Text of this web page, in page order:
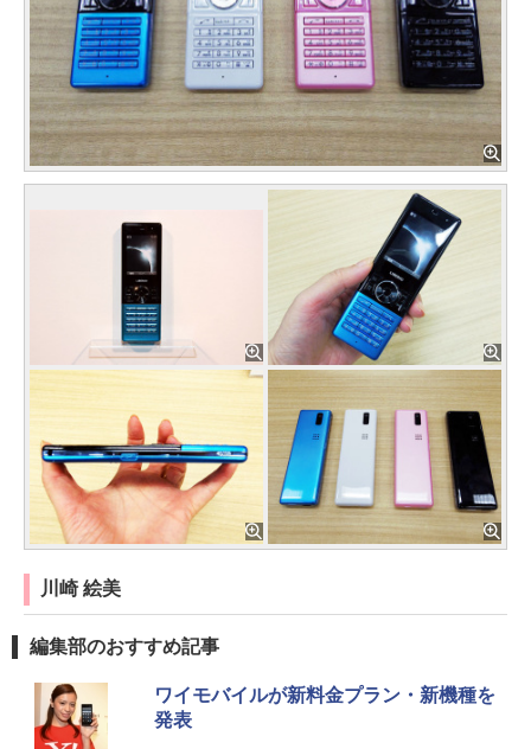
川崎 絵美
編集部のおすすめ記事
ワイモバイルが新料金プラン・新機種を
発表